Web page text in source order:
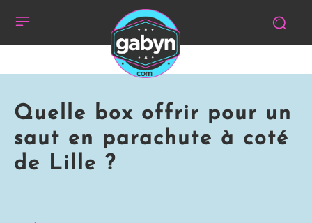
Quelle box offrir pour un
saut en parachute à coté
de Lille ?